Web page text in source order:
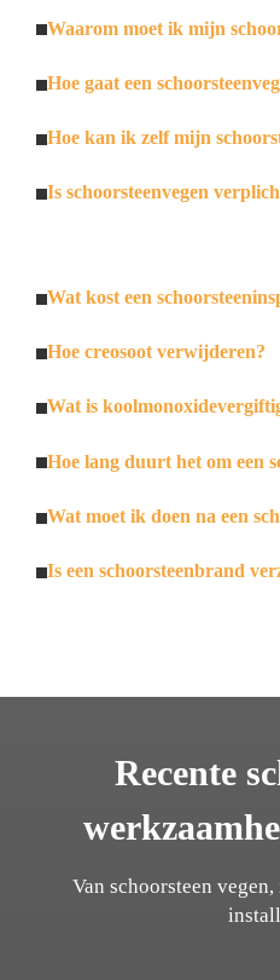
Waarom moet ik mijn
Hoe gaat een
Hoe kan ik zelf mijn
Is schoorsteenvegen
Wat kost een
Hoe creosoot verwijderen?
Wat is
Hoe lang duurt het om een
Wat moet ik doen na een
Is een schoorsteenbrand
Recente
Van schoorsteen